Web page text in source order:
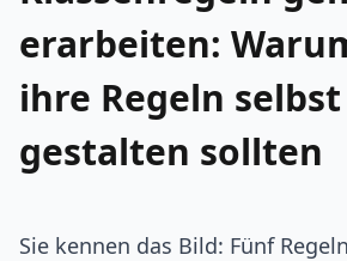
erarbeiten:
ihre Regeln selbst
gestalten sollten
Sie kennen das Bild: Fünf